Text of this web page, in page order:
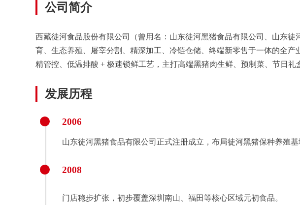
公司简介
西藏徒河食品股份有限公司（曾用名：山东徒河黑猪食品有限公司、山东徒
育、生态养殖、屠宰分割、精深加工、冷链仓储、终端新零售于一体的全
精管控、低温排酸 + 极速锁鲜工艺，主打高端黑猪肉生鲜、预制菜、节日
发展历程
2006
山东徒河黑猪食品有限公司正式注册成立，布局徒河黑猪保种养殖基
2008
门店稳步扩张，初步覆盖深圳南山、福田等核心区域元初食品。